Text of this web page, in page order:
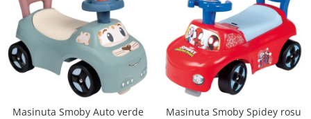
Masinuta Smoby Auto verde
Masinuta Smoby Spidey rosu